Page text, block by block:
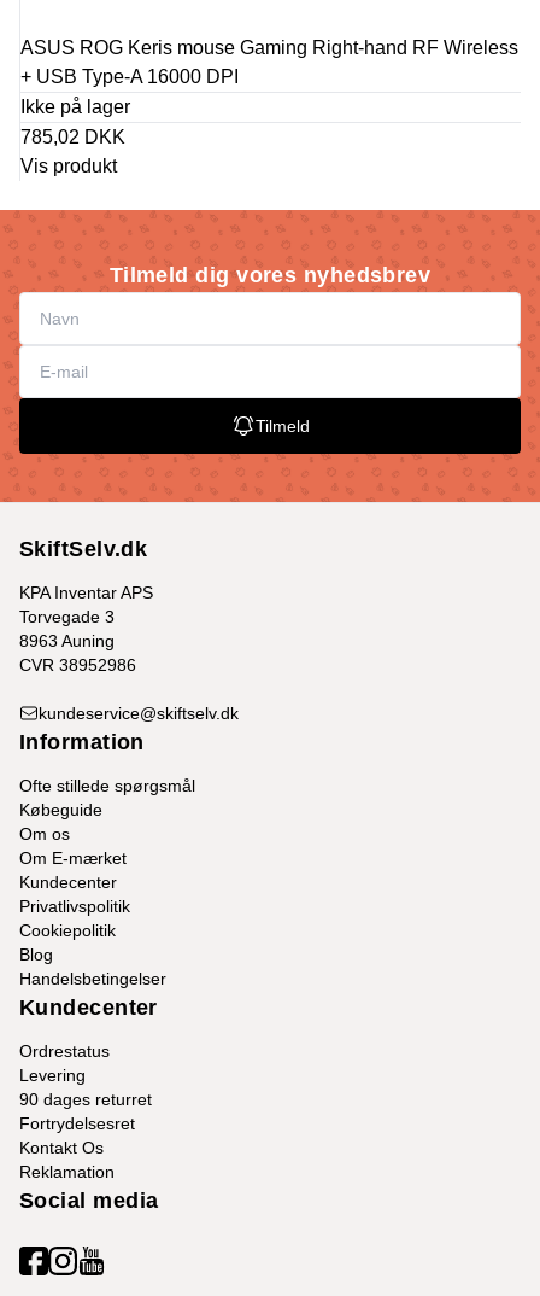
ASUS ROG Keris mouse Gaming Right-hand RF Wireless
+ USB Type-A 16000 DPI
Ikke på lager
785,02 DKK
Vis produkt
Tilmeld dig vores nyhedsbrev
Tilmeld
SkiftSelv.dk
KPA Inventar APS
Torvegade 3
8963 Auning
CVR 38952986
kundeservice@skiftselv.dk
Information
Ofte stillede spørgsmål
Købeguide
Om os
Om E-mærket
Kundecenter
Privatlivspolitik
Cookiepolitik
Blog
Handelsbetingelser
Kundecenter
Ordrestatus
Levering
90 dages returret
Fortrydelsesret
Kontakt Os
Reklamation
Social media